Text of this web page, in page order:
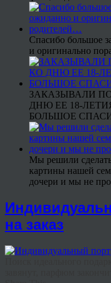
Спасибо большое
и оригинально
ЗАКАЗЫВАЛИ
ДНЮ ЕЕ 18-
БОЛЬШОЕ
Мы решили
картины нашей
дочери и мы не
на заказ